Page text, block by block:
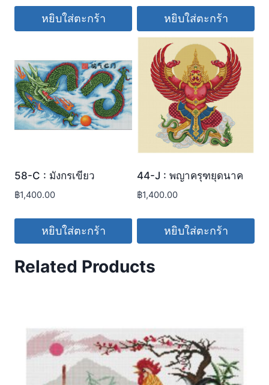
หยิบใส่ตะกร้า หยิบใส่ตะกร้า
58-C : มังกรเขียว
฿1,400.00
หยิบใส่ตะกร้า
44-J : พญาครุฑยุดนาค
฿1,400.00
หยิบใส่ตะกร้า
Related Products